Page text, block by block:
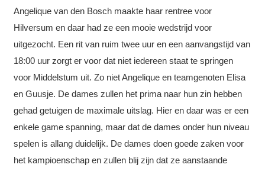
Angelique van den Bosch maakte haar rentree voor
Hilversum en daar had ze een mooie wedstrijd voor
uitgezocht. Een rit van ruim twee uur en een aanvangstijd van
18:00 uur zorgt er voor dat niet iedereen staat te springen
voor Middelstum uit. Zo niet Angelique en teamgenoten Elisa
en Guusje. De dames zullen het prima naar hun zin hebben
gehad getuigen de maximale uitslag. Hier en daar was er een
enkele game spanning, maar dat de dames onder hun niveau
spelen is allang duidelijk. De dames doen goede zaken voor
het kampioenschap en zullen blij zijn dat ze aanstaande